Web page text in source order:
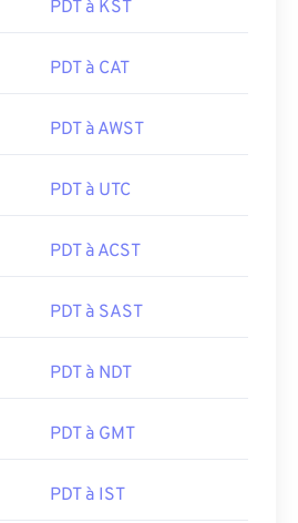
PDT à KST
PDT à CAT
PDT à AWST
PDT à UTC
PDT à ACST
PDT à SAST
PDT à NDT
PDT à GMT
PDT à IST